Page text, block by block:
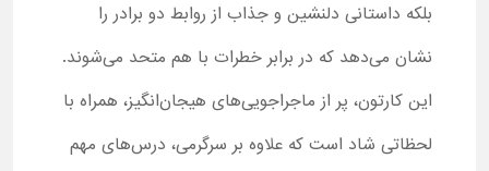
بلکه داستانی دلنشین و جذاب از روابط دو برادر را
نشان می‌دهد که در برابر خطرات با هم متحد می‌شوند.
این کارتون، پر از ماجراجویی‌های هیجان‌انگیز، همراه با
لحظاتی شاد است که علاوه بر سرگرمی، درس‌های مهم